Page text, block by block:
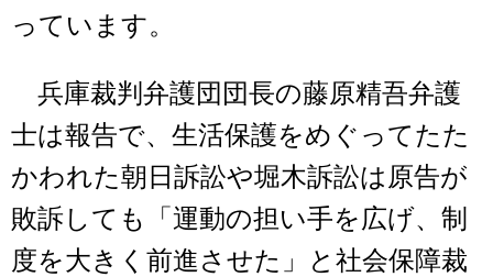
っています。
兵庫裁判弁護団団長の藤原精吾弁護
士は報告で、生活保護をめぐってたた
かわれた朝日訴訟や堀木訴訟は原告が
敗訴しても「運動の担い手を広げ、制
度を大きく前進させた」と社会保障裁